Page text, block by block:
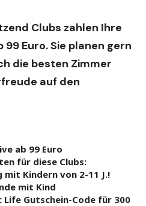
Clubs zahlen Ihre
99 Euro. Sie planen gern
die besten Zimmer
auf den
ab 99 Euro
für diese Clubs:
mit Kindern von 2-11 J.!
mit Kind
Life Gutschein-Code für 300